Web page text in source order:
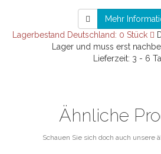
Mehr
Lagerbestand Deutschland: 0 Stück
Lager und muss erst
Lieferzeit: 3 - 6
Ähnliche
Schauen Sie sich doch auch unsere